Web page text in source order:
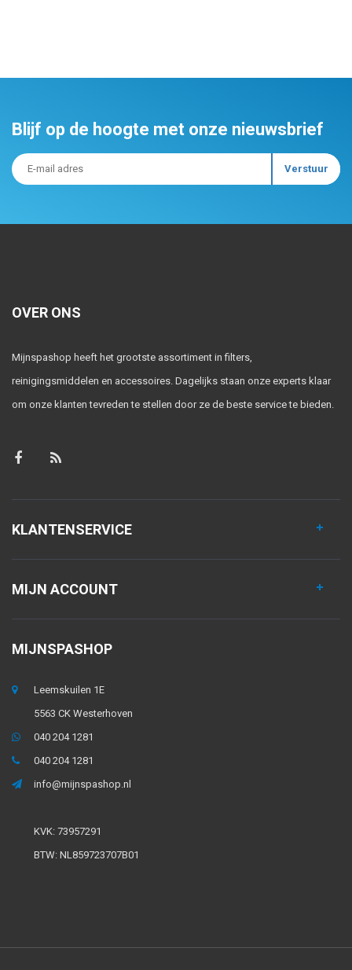
Blijf op de hoogte met onze nieuwsbrief
OVER ONS
Mijnspashop heeft het grootste assortiment in filters,
reinigingsmiddelen en accessoires. Dagelijks staan onze experts klaar
om onze klanten tevreden te stellen door ze de beste service te bieden.
KLANTENSERVICE
MIJN ACCOUNT
MIJNSPASHOP
Leemskuilen 1E
5563 CK Westerhoven
040 204 1281
040 204 1281
info@mijnspashop.nl
KVK: 73957291
BTW: NL859723707B01